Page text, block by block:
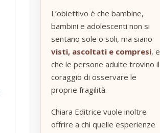
L’obiettivo è che bambine,
bambini e adolescenti non si
sentano sole o soli, ma siano
visti, ascoltati e compresi, e
che le persone adulte trovino il
coraggio di osservare le
proprie fragilità.
Chiara Editrice vuole inoltre
offrire a chi quelle esperienze